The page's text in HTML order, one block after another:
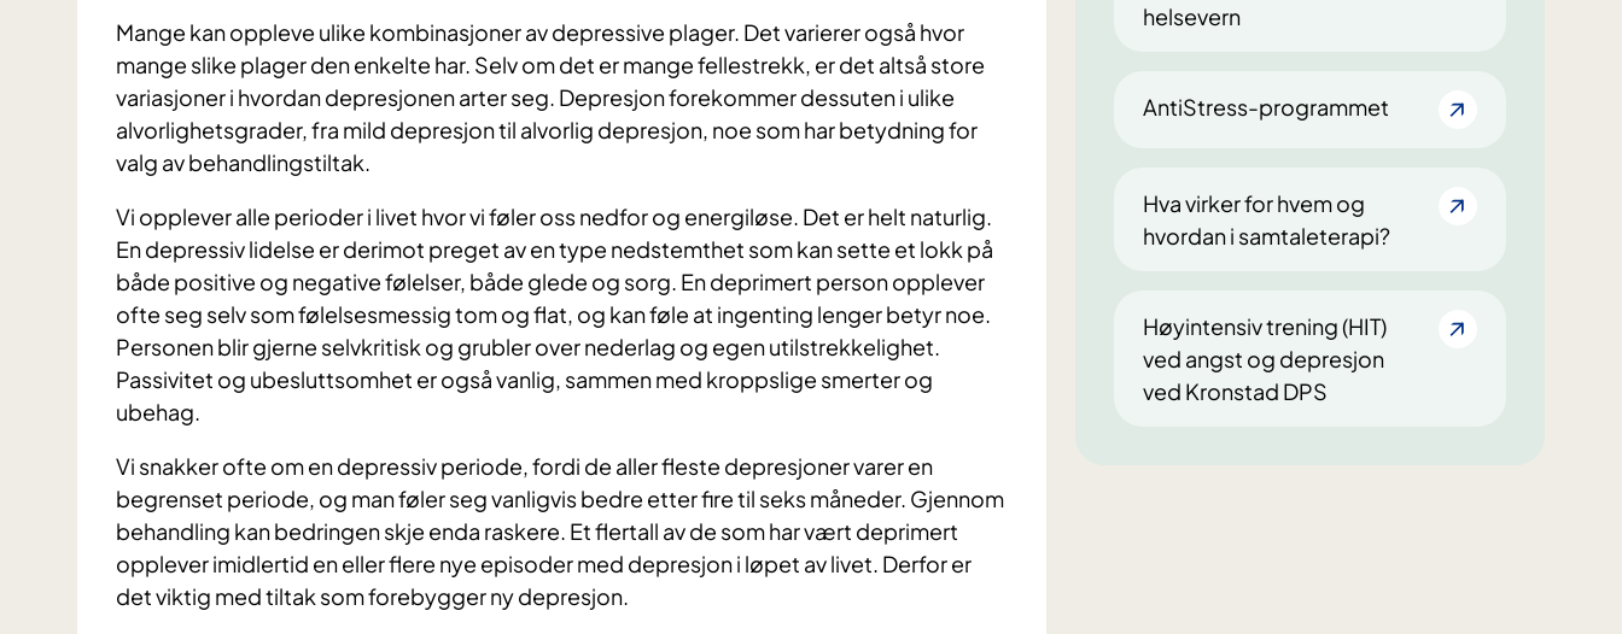
Mange kan oppleve ulike kombinasjoner av depressive plager. Det varierer også hvor
mange slike plager den enkelte har. Selv om det er mange fellestrekk, er det altså store
variasjoner i hvordan depresjonen arter seg. Depresjon forekommer dessuten i ulike
alvorlighetsgrader, fra mild depresjon til alvorlig depresjon, noe som har betydning for
valg av behandlingstiltak.
Vi opplever alle perioder i livet hvor vi føler oss nedfor og energiløse. Det er helt naturlig.
En depressiv lidelse er derimot preget av en type nedstemthet som kan sette et lokk på
både positive og negative følelser, både glede og sorg. En deprimert person opplever
ofte seg selv som følelsesmessig tom og flat, og kan føle at ingenting lenger betyr noe.
Personen blir gjerne selvkritisk og grubler over nederlag og egen utilstrekkelighet.
Passivitet og ubesluttsomhet er også vanlig, sammen med kroppslige smerter og
ubehag.
Vi snakker ofte om en depressiv periode, fordi de aller fleste depresjoner varer en
begrenset periode, og man føler seg vanligvis bedre etter fire til seks måneder. Gjennom
behandling kan bedringen skje enda raskere. Et flertall av de som har vært deprimert
opplever imidlertid en eller flere nye episoder med depresjon i løpet av livet. Derfor er
det viktig med tiltak som forebygger ny depresjon.
helsevern
AntiStress-programmet
Hva virker for hvem og
hvordan i samtaleterapi?
Høyintensiv trening (HIT)
ved angst og depresjon
ved Kronstad DPS